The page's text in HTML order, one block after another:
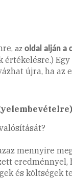
az oldal alján a
újra, ha az
mennyire
eredménnyel,
és költségek